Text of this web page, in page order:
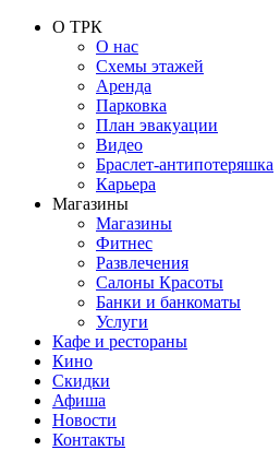
О ТРК
О нас
Схемы этажей
Аренда
Парковка
План эвакуации
Видео
Браслет-антипотеряшка
Карьера
Магазины
Магазины
Фитнес
Развлечения
Салоны Красоты
Банки и банкоматы
Услуги
Кафе и рестораны
Кино
Скидки
Афиша
Новости
Контакты